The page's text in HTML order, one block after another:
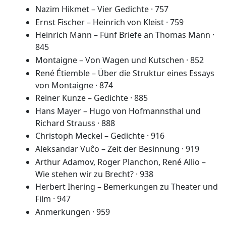
Nazim Hikmet – Vier Gedichte · 757
Ernst Fischer – Heinrich von Kleist · 759
Heinrich Mann – Fünf Briefe an Thomas Mann ·
845
Montaigne – Von Wagen und Kutschen · 852
René Étiemble – Über die Struktur eines Essays
von Montaigne · 874
Reiner Kunze – Gedichte · 885
Hans Mayer – Hugo von Hofmannsthal und
Richard Strauss · 888
Christoph Meckel – Gedichte · 916
Aleksandar Vuĉo – Zeit der Besinnung · 919
Arthur Adamov, Roger Planchon, René Allio –
Wie stehen wir zu Brecht? · 938
Herbert Ihering – Bemerkungen zu Theater und
Film · 947
Anmerkungen · 959